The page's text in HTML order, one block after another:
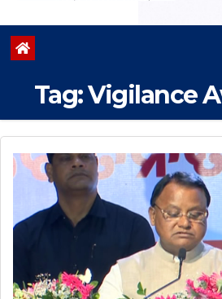
Tag:Vigilance